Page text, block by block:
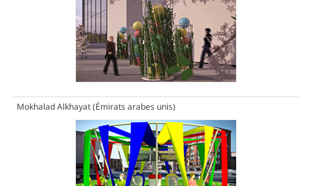
Mokhalad Alkhayat (Émirats arabes unis)